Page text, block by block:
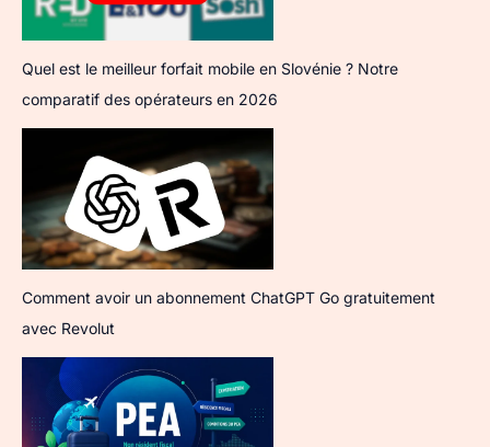
Quel est le meilleur forfait mobile en Slovénie ? Notre
comparatif des opérateurs en 2026
Comment avoir un abonnement ChatGPT Go gratuitement
avec Revolut